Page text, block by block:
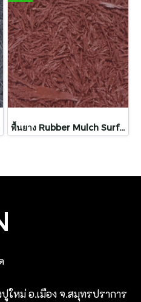
พื้นยาง Rubber Mulch Surfacing
ใหม่ อ.เมือง จ.สมุทรปราการ